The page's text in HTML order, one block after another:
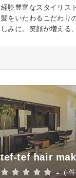
経験豊富なスタイリス
髪をいたわるこだわり
しみに。笑顔が増える
tef-tef hair
- (-